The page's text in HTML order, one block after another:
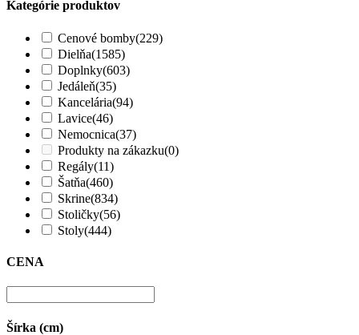
Kategórie produktov
Cenové bomby(229)
Dielňa(1585)
Doplnky(603)
Jedáleň(35)
Kancelária(94)
Lavice(46)
Nemocnica(37)
Produkty na zákazku(0)
Regály(11)
Šatňa(460)
Skrine(834)
Stoličky(56)
Stoly(444)
CENA
Šírka (cm)